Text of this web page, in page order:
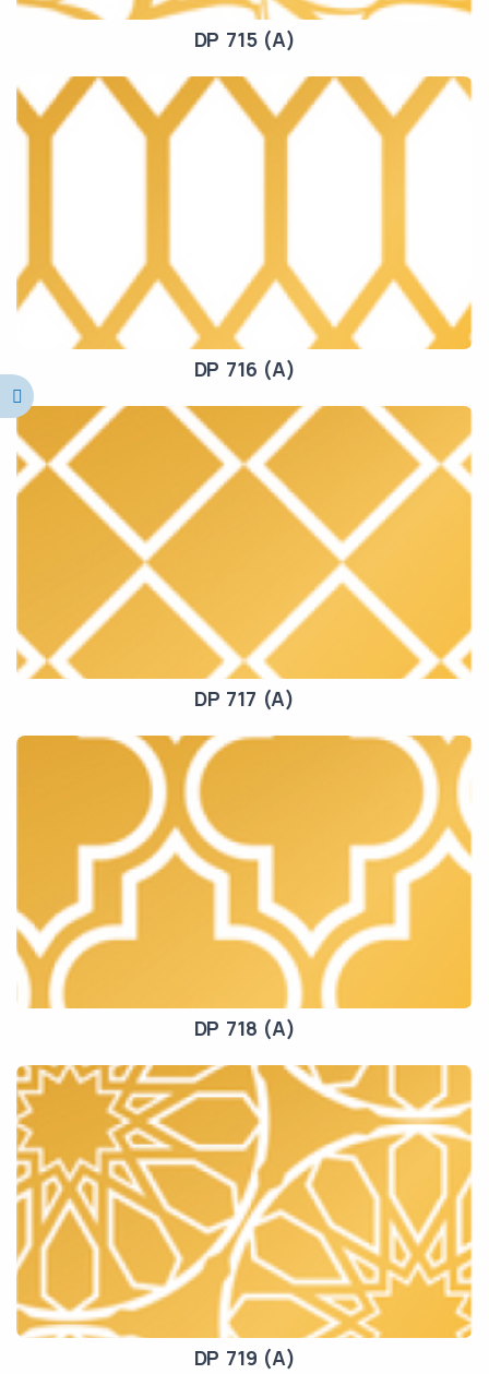
DP 715 (A)
DP 716 (A)
DP 717 (A)
DP 718 (A)
DP 719 (A)